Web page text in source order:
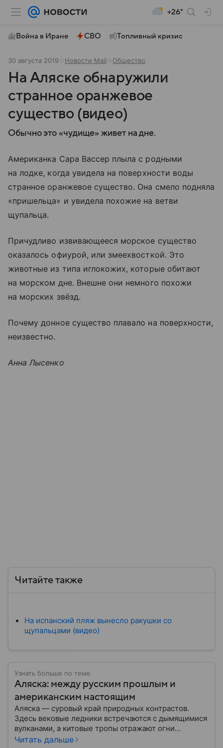
+26°
Война в Иране СВО Топливный кризис
30 августа 2019 Новости Mail Общество
На Аляске обнаружили
странное оранжевое
существо (видео)
Обычно это «чудище» живет на дне.
Американка Сара Вассер плыла с родными
на лодке, когда увидела на поверхности воды
странное оранжевое существо. Она смело подняла
«пришельца» и увидела похожие на ветви
щупальца.
Причудливо извивающееся морское существо
оказалось офиурой, или змеехвосткой. Это
животные из типа иглокожих, которые обитают
на морском дне. Внешне они немного похожи
на морских звёзд.
Почему донное существо плавало на поверхности,
неизвестно.
Анна Лысенко
Читайте также
На испанский пляж вынесло ракушки со
щупальцами (видео)
Узнать больше по теме
Аляска: между русским прошлым и
американским настоящим
Аляска — суровый край природных контрастов.
Здесь вековые ледники встречаются с дымящимися
вулканами, а китовые тропы отражают огни
северного сияния. Сегодня территория, некогда
Читать дальше